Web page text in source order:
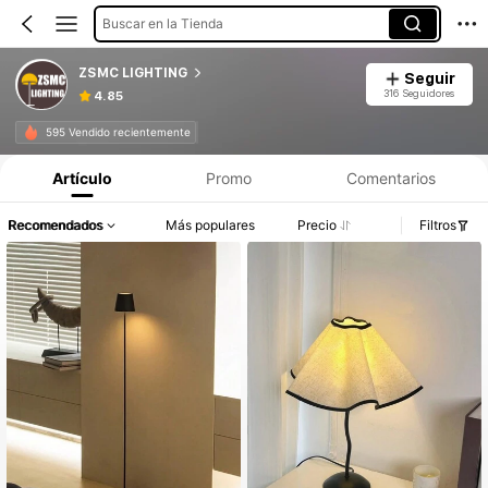
Buscar en la Tienda
ZSMC LIGHTING
4.85
Seguir
316 Seguidores
595 Vendido recientemente
Artículo Promo Comentarios
Recomendados Más populares Precio Filtros